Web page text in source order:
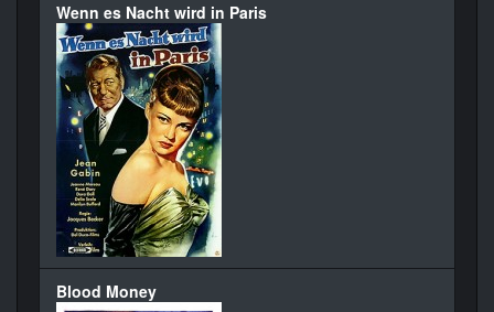
Wenn es Nacht wird in Paris
Blood Money